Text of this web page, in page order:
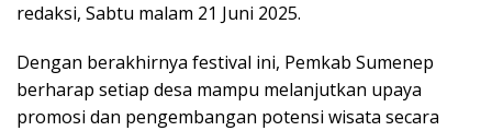
redaksi, Sabtu malam 21 Juni 2025.
Dengan berakhirnya festival ini, Pemkab Sumenep
berharap setiap desa mampu melanjutkan upaya
promosi dan pengembangan potensi wisata secara